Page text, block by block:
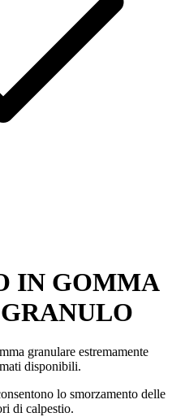
IN GOMMA
GRANULO
granulare estremamente
disponibili.
lo smorzamento delle
di calpestio.